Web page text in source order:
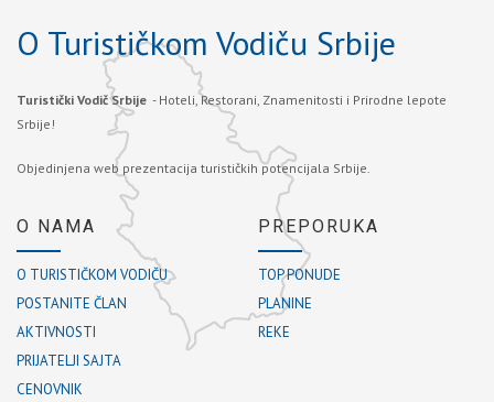
O Turističkom Vodiču Srbije
Turistički Vodič Srbije - Hoteli, Restorani, Znamenitosti i Prirodne lepote
Srbije!
Objedinjena web prezentacija turističkih potencijala Srbije.
O NAMA
O TURISTIČKOM VODIČU
POSTANITE ČLAN
AKTIVNOSTI
PRIJATELJI SAJTA
CENOVNIK
PREPORUKA
TOP PONUDE
PLANINE
REKE